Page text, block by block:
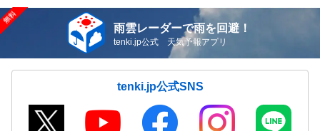
雨雲レーダーで雨を回避！
tenki.jp公式 天気予報アプリ
tenki.jp公式SNS